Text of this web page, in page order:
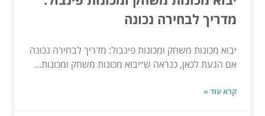
מדריך לבחירה נכונה
יבוא מכונות משחק ומכונות פינבול: מדריך לבחירה נכונה
אם הגעת לכאן, כנראה ש״יבוא מכונות משחק ומכונות...
קרא עוד »